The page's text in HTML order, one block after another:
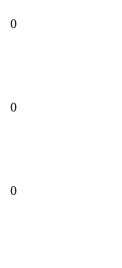
0
0
0